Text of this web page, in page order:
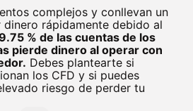
complejos y conllevan un
rápidamente debido al
% de las cuentas de los
pierde dinero al operar con
Debes plantearte si
los CFD y si puedes
riesgo de perder tu